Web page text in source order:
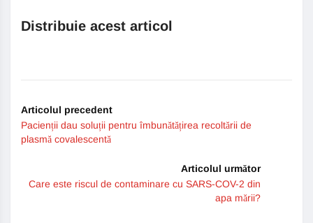
Distribuie acest articol
Articolul precedent
Pacienții dau soluții pentru îmbunătățirea recoltării de
plasmă covalescentă
Articolul următor
Care este riscul de contaminare cu SARS-COV-2 din
apa mării?